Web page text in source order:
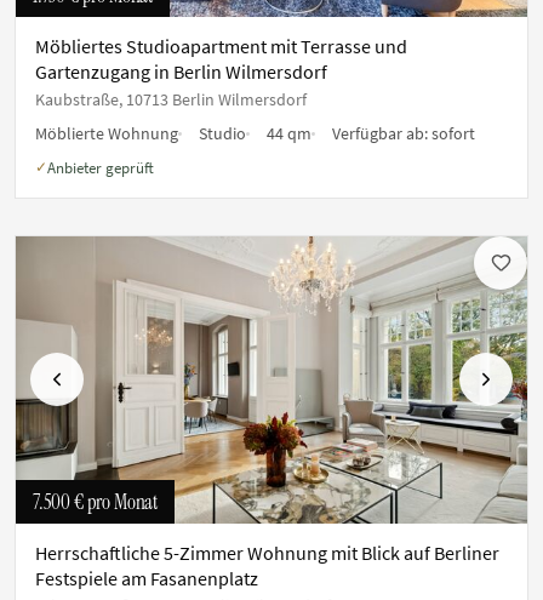
Möbliertes Studioapartment mit Terrasse und
Gartenzugang in Berlin Wilmersdorf
Kaubstraße, 10713 Berlin Wilmersdorf
Möblierte Wohnung
Studio 44 qm Verfügbar ab:sofort
✓Anbieter geprüft
Vorherige Nächste
7.500 €pro Monat
Herrschaftliche 5-Zimmer Wohnung mit Blick auf Berliner
Festspiele am Fasanenplatz